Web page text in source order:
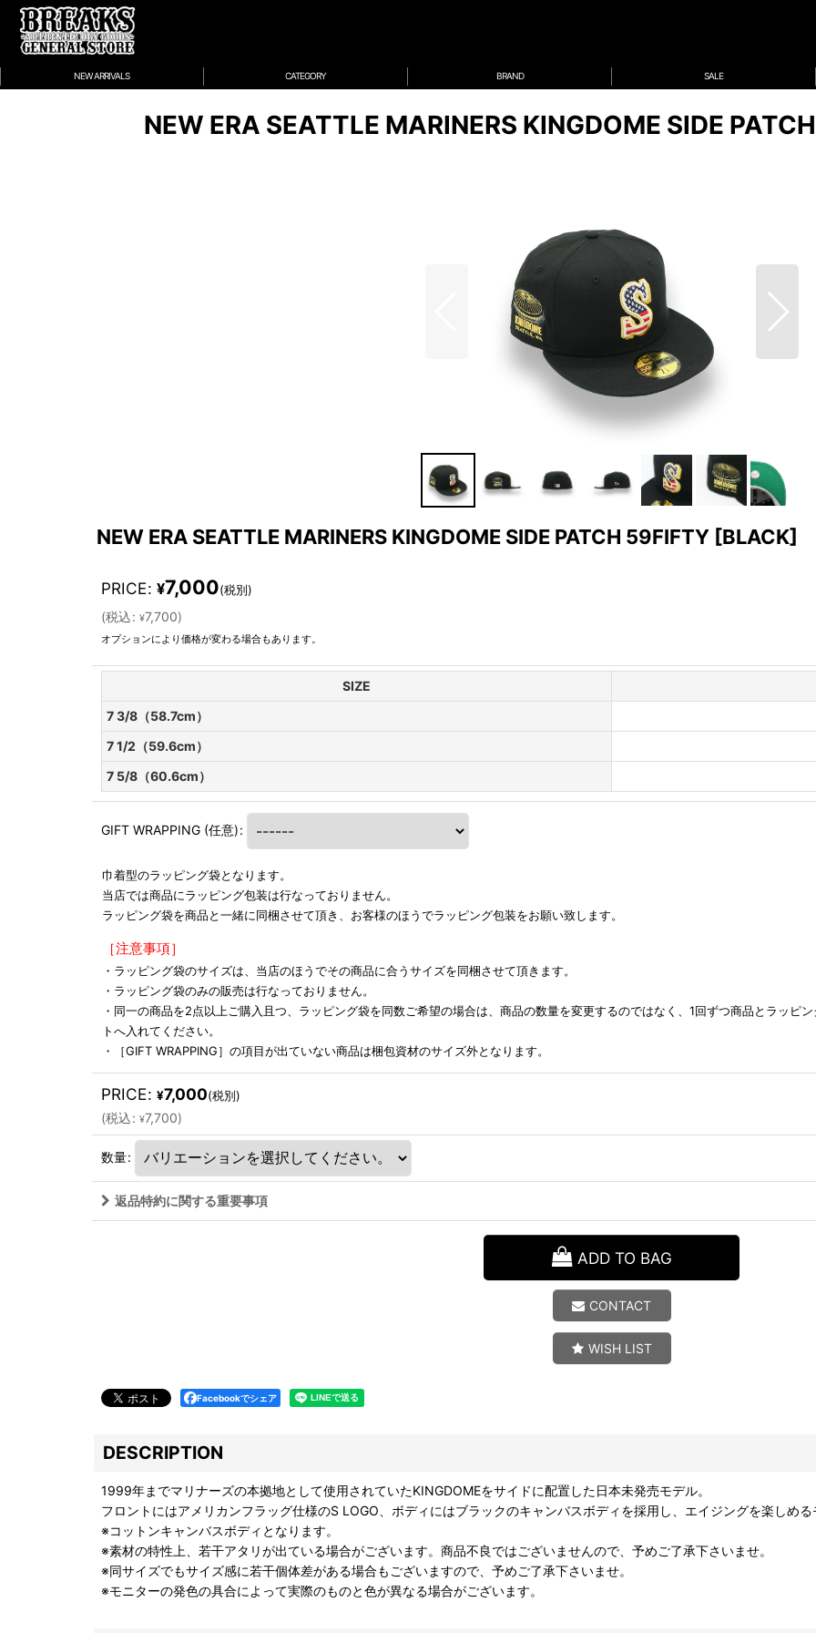
NEW ARRIVALS CATEGORY BRAND SALE
NEW ERA SEATTLE MARINERS KINGDOME SIDE
NEW ERA SEATTLE MARINERS KINGDOME SIDE PATCH 59FIFTY [BLACK]
PRICE: ¥7,000(税別)
(税込: ¥7,700)
オプションにより価格が変わる場合もあります。
SIZE
7 3/8（58.7cm）
7 1/2（59.6cm）
7 5/8（60.6cm）
GIFT WRAPPING (任意):
巾着型のラッピング袋となります。
当店では商品にラッピング包装は行なっておりません。
ラッピング袋を商品と一緒に同梱させて頂き、お客様のほうでラッピング包装をお願い致します。
［注意事項］
・ラッピング袋のサイズは、当店のほうでその商品に合うサイズを同梱させて頂きます。
・ラッピング袋のみの販売は行なっておりません。
・同一の商品を2点以上ご購入且つ、ラッピング袋を同数ご希望の場合は、商品の数量を変更するのではなく、1回ずつ商品とラッピ
トへ入れてください。
・［GIFT WRAPPING］の項目が出ていない商品は梱包資材のサイズ外となります。
PRICE: ¥7,000(税別)
(税込: ¥7,700)
数量:
返品特約に関する重要事項
ADD TO BAG
CONTACT
WISH LIST
Facebookでシェア
DESCRIPTION
1999年までマリナーズの本拠地として使用されていたKINGDOMEをサイドに配置した日本未発売モデル。
フロントにはアメリカンフラッグ仕様のS LOGO、ボディにはブラックのキャンバスボディを採用し、エイジングを楽しめ
※コットンキャンバスボディとなります。
※素材の特性上、若干アタリが出ている場合がございます。商品不良ではございませんので、予めご了承下さいませ。
※同サイズでもサイズ感に若干個体差がある場合もございますので、予めご了承下さいませ。
※モニターの発色の具合によって実際のものと色が異なる場合がございます。